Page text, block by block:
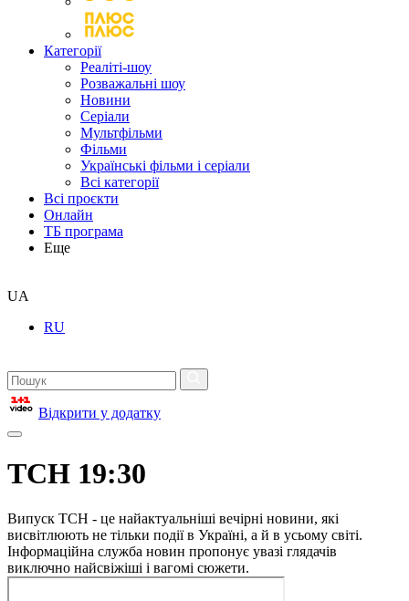
Категорії
Реаліті-шоу
Розважальні шоу
Новини
Серіали
Мультфільми
Фільми
Українські фільми і серіали
Всі категорії
Всі проєкти
Онлайн
ТБ програма
Еще
UA
RU
Відкрити у додатку
ТСН 19:30
Випуск ТСН - це найактуальніші вечірні новини, які
висвітлюють не тільки події в Україні, а й в усьому світі.
Інформаційна служба новин пропонує увазі глядачів
виключно найсвіжіші і вагомі сюжети.